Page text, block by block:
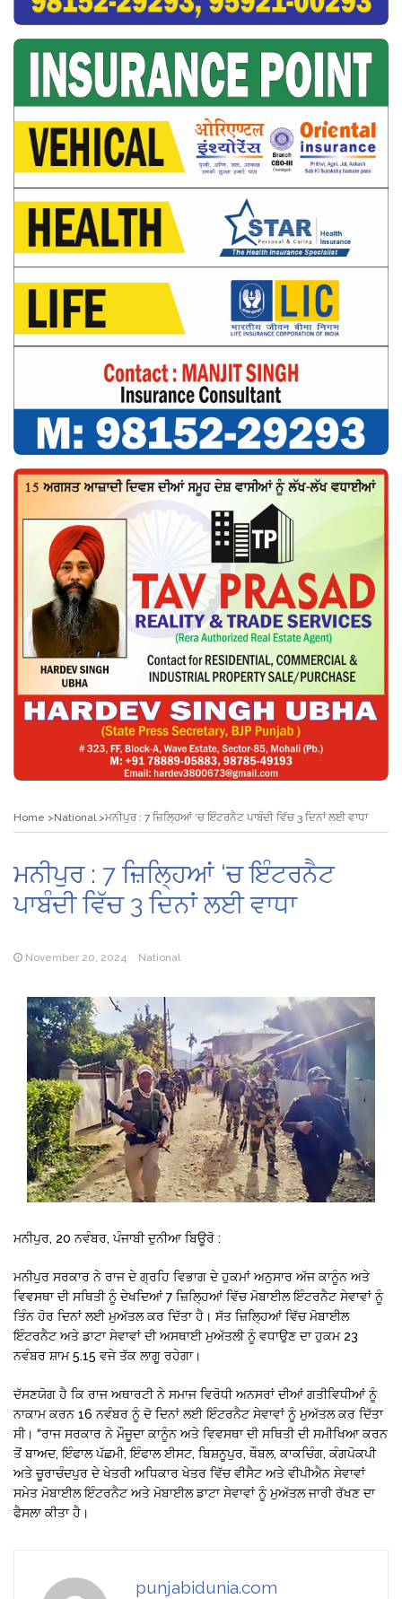
Home National ਮਨੀਪੁਰ : 7 ਜ਼ਿਲ੍ਹਿਆਂ ‘ਚ ਇੰਟਰਨੈਟ ਪਾਬੰਦੀ ਵਿੱਚ 3 ਦਿਨਾਂ ਲਈ ਵਾਧਾ
ਮਨੀਪੁਰ : 7 ਜ਼ਿਲ੍ਹਿਆਂ ‘ਚ ਇੰਟਰਨੈਟ
ਪਾਬੰਦੀ ਵਿੱਚ 3 ਦਿਨਾਂ ਲਈ ਵਾਧਾ
November 20, 2024 National
ਮਨੀਪੁਰ, 20 ਨਵੰਬਰ, ਪੰਜਾਬੀ ਦੁਨੀਆ ਬਿਊਰੋ :
ਮਨੀਪੁਰ ਸਰਕਾਰ ਨੇ ਰਾਜ ਦੇ ਗ੍ਰਹਿ ਵਿਭਾਗ ਦੇ ਹੁਕਮਾਂ ਅਨੁਸਾਰ ਅੱਜ ਕਾਨੂੰਨ ਅਤੇ
ਵਿਵਸਥਾ ਦੀ ਸਥਿਤੀ ਨੂੰ ਦੇਖਦਿਆਂ 7 ਜ਼ਿਲ੍ਹਿਆਂ ਵਿੱਚ ਮੋਬਾਈਲ ਇੰਟਰਨੈਟ ਸੇਵਾਵਾਂ ਨੂੰ
ਤਿੰਨ ਹੋਰ ਦਿਨਾਂ ਲਈ ਮੁਅੱਤਲ ਕਰ ਦਿੱਤਾ ਹੈ। ਸੱਤ ਜ਼ਿਲ੍ਹਿਆਂ ਵਿੱਚ ਮੋਬਾਈਲ
ਇੰਟਰਨੈਟ ਅਤੇ ਡਾਟਾ ਸੇਵਾਵਾਂ ਦੀ ਅਸਥਾਈ ਮੁਅੱਤਲੀ ਨੂੰ ਵਧਾਉਣ ਦਾ ਹੁਕਮ 23
ਨਵੰਬਰ ਸ਼ਾਮ 5.15 ਵਜੇ ਤੱਕ ਲਾਗੂ ਰਹੇਗਾ।
ਦੱਸਣਯੋਗ ਹੈ ਕਿ ਰਾਜ ਅਥਾਰਟੀ ਨੇ ਸਮਾਜ ਵਿਰੋਧੀ ਅਨਸਰਾਂ ਦੀਆਂ ਗਤੀਵਿਧੀਆਂ ਨੂੰ
ਨਾਕਾਮ ਕਰਨ 16 ਨਵੰਬਰ ਨੂੰ ਦੋ ਦਿਨਾਂ ਲਈ ਇੰਟਰਨੈਟ ਸੇਵਾਵਾਂ ਨੂੰ ਮੁਅੱਤਲ ਕਰ ਦਿੱਤਾ
ਸੀ। “ਰਾਜ ਸਰਕਾਰ ਨੇ ਮੌਜੂਦਾ ਕਾਨੂੰਨ ਅਤੇ ਵਿਵਸਥਾ ਦੀ ਸਥਿਤੀ ਦੀ ਸਮੀਖਿਆ ਕਰਨ
ਤੋਂ ਬਾਅਦ, ਇੰਫਾਲ ਪੱਛਮੀ, ਇੰਫਾਲ ਈਸਟ, ਬਿਸ਼ਨੂਪੁਰ, ਥੌਬਲ, ਕਾਕਚਿੰਗ, ਕੰਗਪੋਕਪੀ
ਅਤੇ ਚੂਰਾਚੰਦਪੁਰ ਦੇ ਖੇਤਰੀ ਅਧਿਕਾਰ ਖੇਤਰ ਵਿੱਚ ਵੀਸੈਟ ਅਤੇ ਵੀਪੀਐਨ ਸੇਵਾਵਾਂ
ਸਮੇਤ ਮੋਬਾਈਲ ਇੰਟਰਨੈਟ ਅਤੇ ਮੋਬਾਈਲ ਡਾਟਾ ਸੇਵਾਵਾਂ ਨੂੰ ਮੁਅੱਤਲ ਜਾਰੀ ਰੱਖਣ ਦਾ
ਫੈਸਲਾ ਕੀਤਾ ਹੈ।
punjabidunia.com